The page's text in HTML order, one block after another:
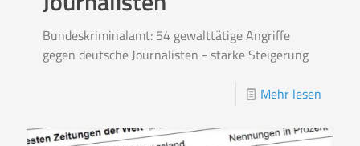
Bundeskriminalamt: 54 gewalttätige Angriffe
gegen deutsche Journalisten - starke Steigerung
Mehr lesen